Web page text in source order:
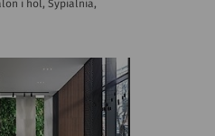
i hol, Sypialnia,